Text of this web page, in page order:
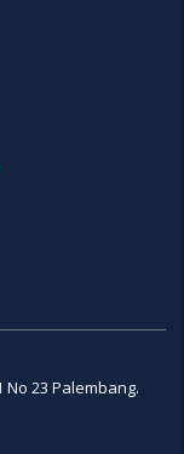
No 23 Palembang.